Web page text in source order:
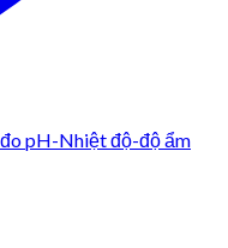
pH-Nhiệt độ-độ ẩm